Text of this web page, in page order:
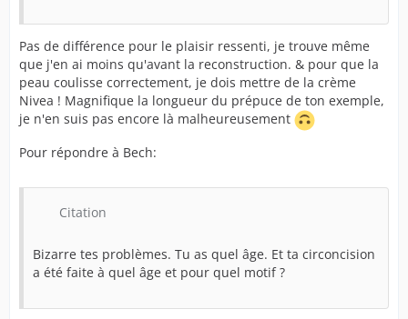
Pas de différence pour le plaisir ressenti, je trouve même
que j'en ai moins qu'avant la reconstruction. & pour que la
peau coulisse correctement, je dois mettre de la crème
Nivea ! Magnifique la longueur du prépuce de ton exemple,
je n'en suis pas encore là malheureusement
Pour répondre à Bech:
Citation
Bizarre tes problèmes. Tu as quel âge. Et ta circoncision
a été faite à quel âge et pour quel motif ?